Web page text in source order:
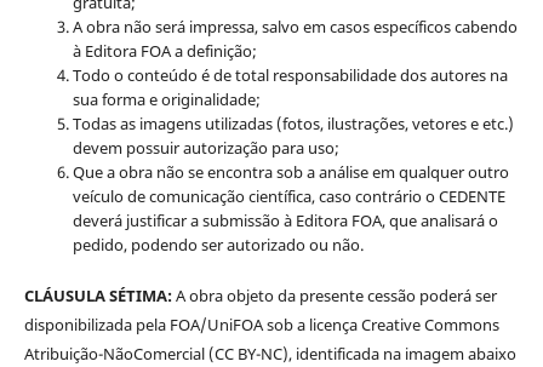
A obra não será impressa, salvo em casos específicos cabendo
à Editora FOA a definição;
Todo o conteúdo é de total responsabilidade dos autores na
sua forma e originalidade;
Todas as imagens utilizadas (fotos, ilustrações, vetores e etc.)
devem possuir autorização para uso;
Que a obra não se encontra sob a análise em qualquer outro
veículo de comunicação científica, caso contrário o CEDENTE
deverá justificar a submissão à Editora FOA, que analisará o
pedido, podendo ser autorizado ou não.
CLÁUSULA SÉTIMA:A obra objeto da presente cessão poderá ser
disponibilizada pela FOA/UniFOA sob a licença Creative Commons
Atribuição-NãoComercial (CC BY-NC), identificada na imagem abaixo